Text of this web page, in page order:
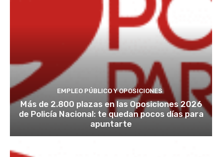
EMPLEO PÚBLICO Y OPOSICIONES
Más de 2.800 plazas en las Oposiciones 2026
de Policía Nacional: te quedan pocos días para
apuntarte